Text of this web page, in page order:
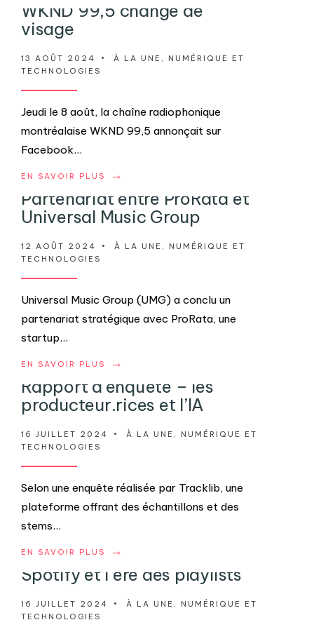
WKND 99,5 change de
visage
13 AOÛT 2024 • À LA UNE , NUMÉRIQUE ET
TECHNOLOGIES
Jeudi le 8 août, la chaîne radiophonique
montréalaise WKND 99,5 annonçait sur
Facebook...
EN SAVOIR PLUS →
Partenariat entre ProRata et
Universal Music Group
12 AOÛT 2024 • À LA UNE , NUMÉRIQUE ET
TECHNOLOGIES
Universal Music Group (UMG) a conclu un
partenariat stratégique avec ProRata, une
startup...
EN SAVOIR PLUS →
Rapport d’enquête – les
producteur.rices et l’IA
16 JUILLET 2024 • À LA UNE , NUMÉRIQUE ET
TECHNOLOGIES
Selon une enquête réalisée par Tracklib, une
plateforme offrant des échantillons et des
stems...
EN SAVOIR PLUS →
Spotify et l’ère des playlists
16 JUILLET 2024 • À LA UNE , NUMÉRIQUE ET
TECHNOLOGIES